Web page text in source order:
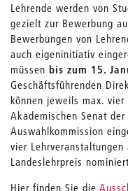
Lehrende werden von
gezielt zur Bewerbung
Bewerbungen von
auch eigeninitiativ
müssen bis zum 15.
Geschäftsführenden
können jeweils max.
Akademischen Senat
Auswahlkommission
vier
Landeslehrpreis
Hier finden Sie die